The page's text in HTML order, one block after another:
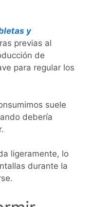
y
previas al
de
para regular los
suele
debería
ligeramente, lo
durante la